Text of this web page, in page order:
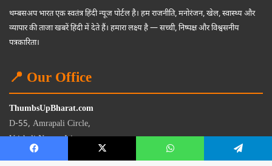
थम्बसअप भारत एक स्वतंत्र हिंदी न्यूज पोर्टल है। हम राजनीति, मनोरंजन, खेल, स्वास्थ्य और
व्यापार की ताजा खबरें हिंदी में देते हैं। हमारा लक्ष्य है — सच्ची, निष्पक्ष और विश्वसनीय
पत्रकारिता।
📍 Our Office
ThumbsUpBharat.com
D-55, Amrapali Circle,
Vaishali Nagar, Jaipur
Rajasthan - 302021